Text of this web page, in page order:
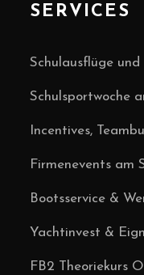
SERVICES
Schulausflüge und
Schulsportwoche
Incentives,
Firmenevents am
Bootsservice &
Yachtinvest &
FB2 Theoriekurs